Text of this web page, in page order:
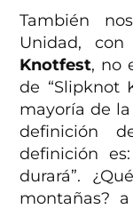
También
Unidad,
Knotfest, no
de “Slipknot
mayoría de
definición
definición
durará”.
montañas?